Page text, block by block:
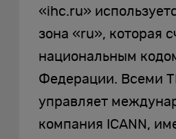
«ihc.ru»
зона «ru», которая
национальным
Федерации. Всеми
управляет
компания ICANN,